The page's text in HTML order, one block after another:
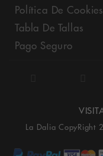
Política De Cookies
Tabla De Tallas
Pago Seguro
La Dalia CopyRight